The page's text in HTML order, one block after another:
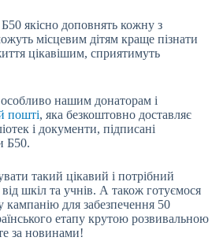
якісно доповнять кожну з
місцевим дітям краще пізнати
цікавішим, сприятимуть
нашим донаторам і
пошті, яка безкоштовно доставляє
і документи, підписані
Б50.
такий цікавий і потрібний
шкіл та учнів. А також готуємося
кампанію для забезпечення 50
етапу крутою розвивальною
за новинами!